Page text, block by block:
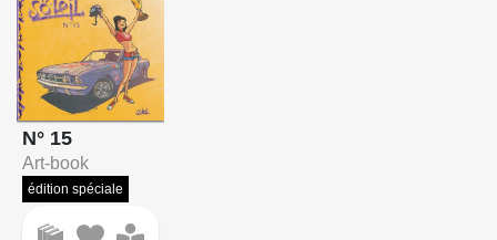
N° 15
Art-book
édition spéciale